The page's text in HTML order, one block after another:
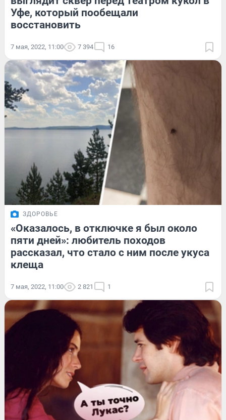
Уфе, который пообещали
восстановить
7 мая, 2022, 11:00 7 394 16
ЗДОРОВЬЕ
«Оказалось, в отключке я был около
пяти дней»: любитель походов
рассказал, что стало с ним после укуса
клеща
7 мая, 2022, 11:00 2 821 1